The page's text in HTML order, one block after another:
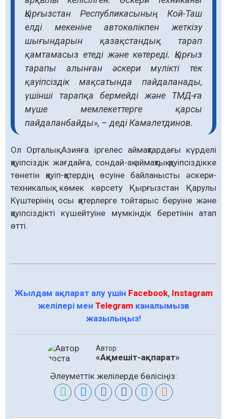
Қырғызстан Республикасының Кой-Таш
елді мекеніне автокөлікпен жеткізу
шығындарын қазақстандық тарап
қамтамасыз етеді және көтереді. Қырғыз
тарапы алынған әскери мүлікті тек
қауіпсіздік мақсатында пайдаланады,
үшінші тарапқа бермейді және ТМД-ға
мүше мемлекеттерге қарсы
пайдаланбайды», – деді Камалетдинов.
Ол Орталық Азияға іргелес аймақтардағы күрделі
қауіпсіздік жағдайға, сондай-ақ аймақтық қауіпсіздікке
төнетін қауіп-қатердің өсуіне байланысты әскери-
техникалық көмек көрсету Қырғызстан Қарулы
Күштерінің осы қатерлерге тойтарыс беруіне және
қауіпсіздікті күшейтуіне мүмкіндік беретінін атап
өтті.
Жылдам ақпарат алу үшін Facebook, Instagram
желілері мен Telegram каналымызға
жазылыңыз!
Автор:
«Ақмешіт-ақпарат»
Әлеуметтік желілерде бөлісіңіз: